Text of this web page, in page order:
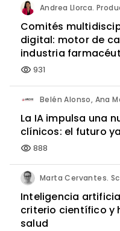
Andrea Llorca.
Comités
digital: motor de
industria
visibility 931
La IA impulsa una
clínicos: el futuro
visibility 888
Inteligencia
criterio científico y
salud